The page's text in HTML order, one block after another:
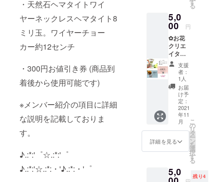
・天然石ヘマタイトワイ
ヤーネックレスヘマタイト8
ミリ玉。ワイヤーチョー
カー約12センチ
・300円お値引き券 (商品到
着後から使用可能です)
※メンバー紹介の項目に詳細
な説明を記載しておりま
す。
♪.:*:'゜☆.:*:'゜
♪.:*:'☆.:*:・'♪.:*:・'゜
めて手
書きを
致しま
す。 消
費税込
み 配送
料込み
配送方
法:クロ
ネココ
ンパク
ト（追
跡可
能） 発
送期
年11月
中に順
☆kerok
erodrop
Creem
a 店
300円お
値引き
券(2000
円以上
購入で
ご利用
頂けま
す) 有効
期間：
商品到
着後～
2022年
用可能
マタイ
トは、
積極的
に行動
するこ
とを助
け、困
難を乗
り越え
て目標
達成へ
と導い
てくれ
るとさ
れま
す。マ
イナス
去り、
ポジ
す
る
5,0
00 円
✿お花
クリエ
イター
ありみ
ん✿ リ
ターン
商品 ☆
フラ
ワーカ
クテ
ル…プ
リザー
ブドフ
ラワー
（ス
すみ
草）を
支援
者：
1人
お届
け予
定：
2021
年11
月
詳細を見る
こ
の
リ
タ
ー
ン
を
選
択
す
る
5,0 残り4